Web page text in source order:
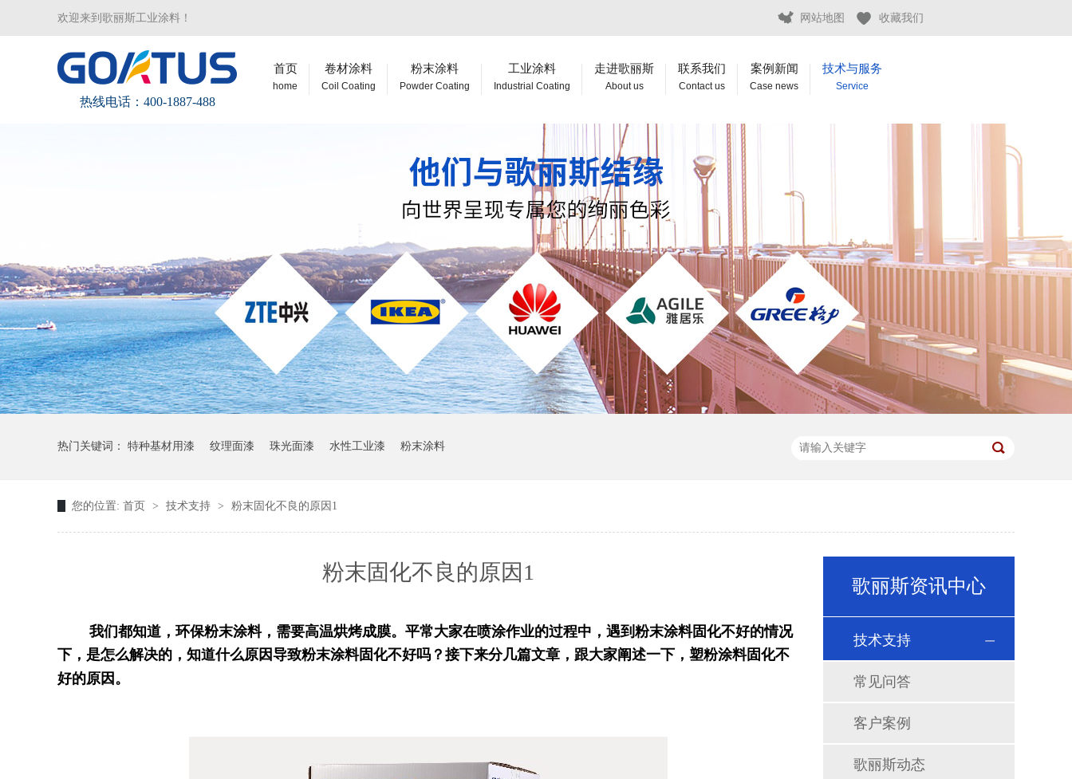
网站地图 收藏我们
欢迎来到歌丽斯工业涂料！
热线电话：400-1887-488
首页
home
卷材涂料
Coil Coating
粉末涂料
Powder Coating
工业涂料
Industrial Coating
走进歌丽斯
About us
联系我们
Contact us
案例新闻
Case news
技术与服务
Service
热门关键词： 特种基材用漆 纹理面漆 珠光面漆 水性工业漆 粉末涂料
您的位置: 首页 > 技术支持 > 粉末固化不良的原因1
粉末固化不良的原因1
我们都知道，环保粉末涂料，需要高温烘烤成膜。平常大家在喷涂作业的过程中，遇到粉末涂料固化不好的情况
下，是怎么解决的，知道什么原因导致粉末涂料固化不好吗？接下来分几篇文章，跟大家阐述一下，塑粉涂料固化不
好的原因。
歌丽斯资讯中心
技术支持
常见问答
客户案例
歌丽斯动态